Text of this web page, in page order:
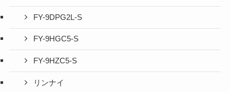
FY-9DPG2L-S
FY-9HGC5-S
FY-9HZC5-S
リンナイ